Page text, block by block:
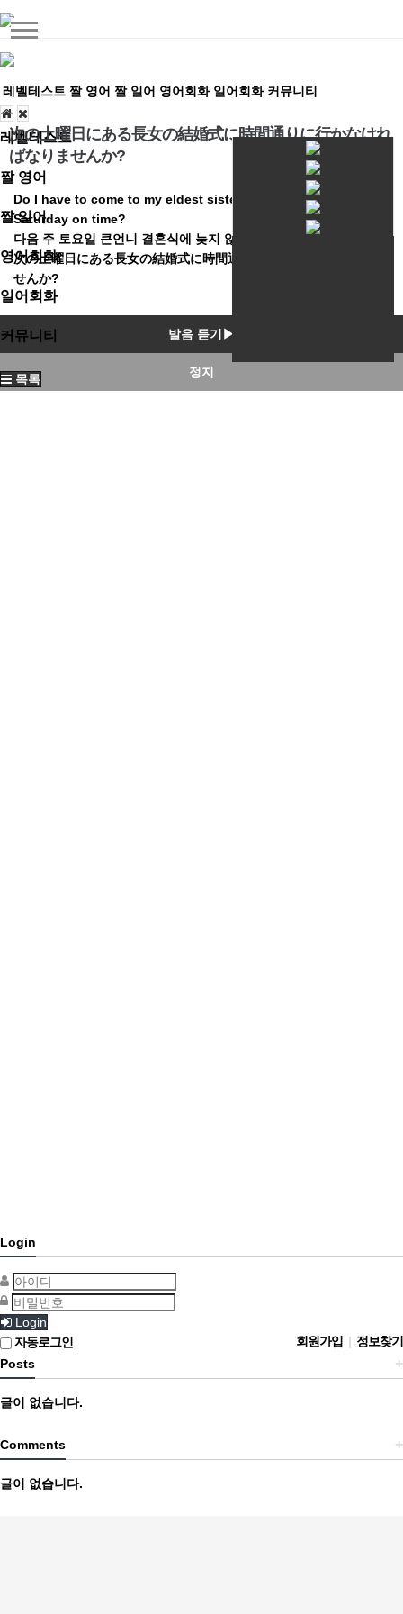
레벨테스트
짤 영어
짤 일어
영어회화
일어회화
커뮤니티
레벨테스트 짤 영어 짤 일어 영어회화 일어회화 커뮤니티
次の土曜日にある長女の結婚式に時間通りに行かなけれ
ばなりませんか?
Do I have to come to my eldest sister's wedding next
Saturday on time?
다음 주 토요일 큰언니 결혼식에 늦지 않게 와야 해?
次の土曜日にある長女の結婚式に時間通りに行かなければなりま
せんか?
발음 듣기▶
정지
목록
Login
Login
자동로그인
회원가입 | 정보찾기
+
Posts
글이 없습니다.
+
Comments
글이 없습니다.